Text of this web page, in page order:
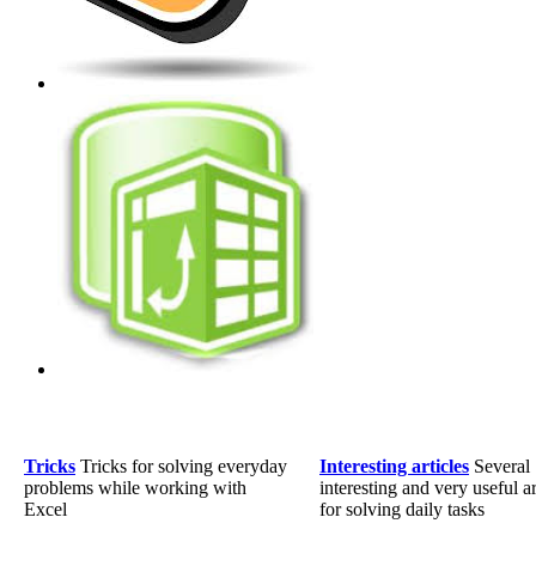
Tricks Tricks for solving everyday
problems while working with
Excel
Interesting articles Several
interesting and very useful
for solving daily tasks